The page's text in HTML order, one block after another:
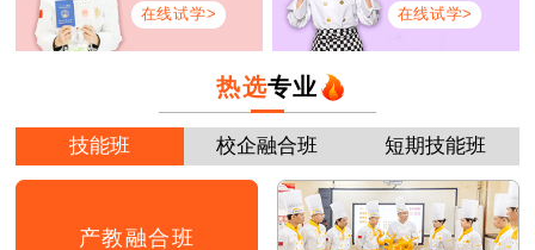
在线试学>
在线试学>
热选专业
技能班 校企融合班 短期技能班
产教融合班